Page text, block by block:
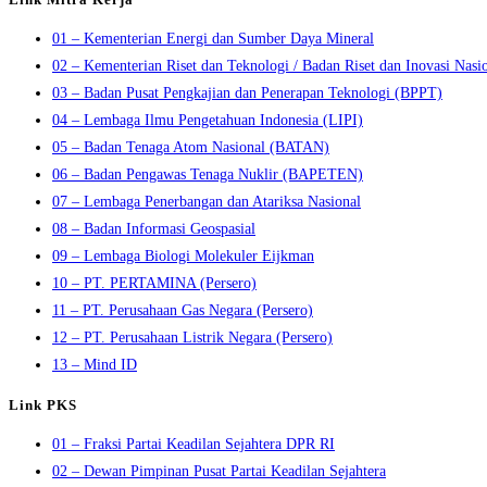
01 – Kementerian Energi dan Sumber Daya Mineral
02 – Kementerian Riset dan Teknologi / Badan Riset dan Inovasi
03 – Badan Pusat Pengkajian dan Penerapan Teknologi (BPPT)
04 – Lembaga Ilmu Pengetahuan Indonesia (LIPI)
05 – Badan Tenaga Atom Nasional (BATAN)
06 – Badan Pengawas Tenaga Nuklir (BAPETEN)
07 – Lembaga Penerbangan dan Atariksa Nasional
08 – Badan Informasi Geospasial
09 – Lembaga Biologi Molekuler Eijkman
10 – PT. PERTAMINA (Persero)
11 – PT. Perusahaan Gas Negara (Persero)
12 – PT. Perusahaan Listrik Negara (Persero)
13 – Mind ID
Link PKS
01 – Fraksi Partai Keadilan Sejahtera DPR RI
02 – Dewan Pimpinan Pusat Partai Keadilan Sejahtera